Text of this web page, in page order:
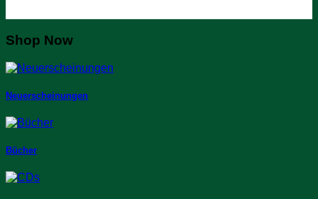
Shop Now
Neuerscheinungen
Bücher